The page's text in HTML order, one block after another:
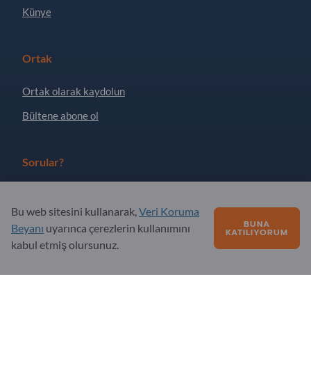
Künye
Ortak
Ortak olarak kaydolun
Bültene abone ol
Sorular?
Hizmet teklifimiz
Hakkımızda
Bu web sitesini kullanarak,Veri Koruma
Beyanı uyarınca çerezlerin kullanımını
kabul etmiş olursunuz.
BUNA
KATILIYORUM